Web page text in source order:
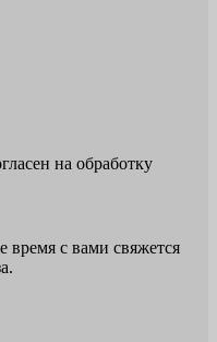
на обработку
время с вами свяжется